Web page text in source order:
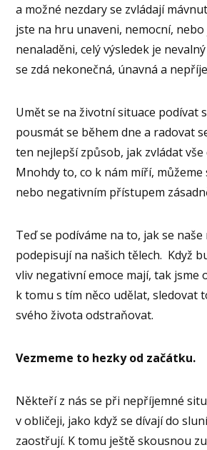
a možné nezdary se zvládají
jste na hru unaveni, nemocní,
nenaladěni, celý výsledek je
se zdá nekonečná, únavná a
Umět se na životní situace podívat
pousmát se během dne a radovat
ten nejlepší způsob, jak zvládat vše
Mnohdy to, co k nám míří,
nebo negativním přístupem
Teď se podíváme na to, jak se naše
podepisují na našich tělech. Když
vliv negativní emoce mají, tak jsme
k tomu s tím něco udělat, sledovat
svého života odstraňovat.
Vezmeme to hezky od začátku.
Někteří z nás se při nepříjemné
v obličeji, jako když se dívají do
zaostřují. K tomu ještě skousnou